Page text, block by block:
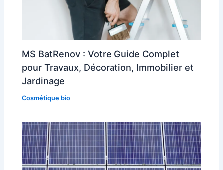
MS BatRenov : Votre Guide Complet
pour Travaux, Décoration, Immobilier et
Jardinage
Cosmétique bio